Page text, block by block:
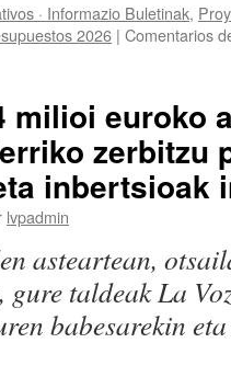
· Informazio Buletinak,
2026 | Comentarios
milioi euroko
zerbitzu
inbertsioak
lvpadmin
asteartean,
taldeak La
babesarekin